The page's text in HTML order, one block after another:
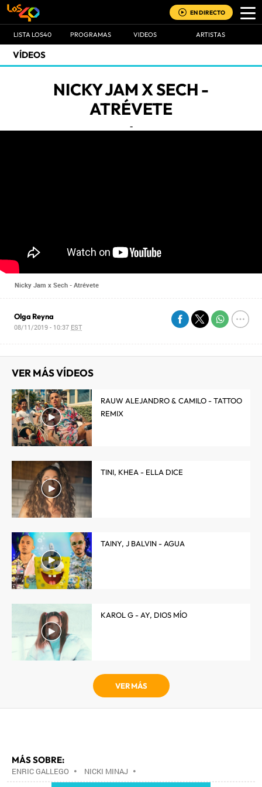
EN DIRECTO
LISTA LOS40 PROGRAMAS VIDEOS ARTISTAS
VÍDEOS
NICKY JAM X SECH -
ATRÉVETE
-
Nicky Jam x Sech - Atrévete
Olga Reyna
08/11/2019 - 10:37 EST
VER MÁS VÍDEOS
RAUW ALEJANDRO & CAMILO - TATTOO
REMIX
TINI, KHEA - ELLA DICE
TAINY, J BALVIN - AGUA
KAROL G - AY, DIOS MÍO
VER MÁS
MÁS SOBRE:
ENRIC GALLEGO • NICKI MINAJ •